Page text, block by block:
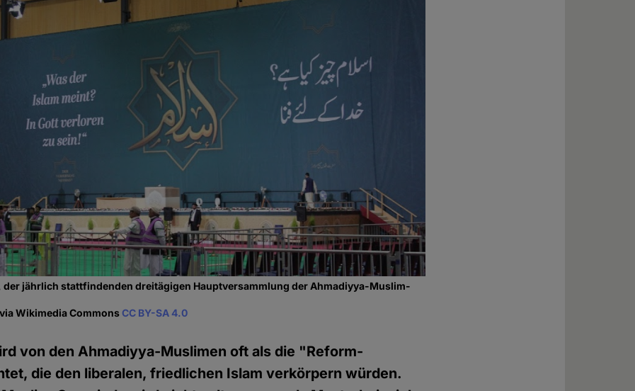
der jährlich stattfindenden dreitägigen Hauptversammlung der Ahmadiyya-Muslim-
Wikimedia CommonsCC BY-SA 4.0
von den Ahmadiyya-Muslimen oft als die "Reform-
die den liberalen, friedlichen Islam verkörpern würden.